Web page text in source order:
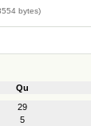
bytes)
Qu
29
5